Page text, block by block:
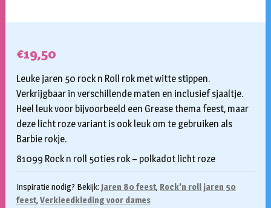
€19,50
Leuke jaren 50 rock n Roll rok met witte stippen.
Verkrijgbaar in verschillende maten en inclusief sjaaltje.
Heel leuk voor bijvoorbeeld een Grease thema feest, maar
deze licht roze variant is ook leuk om te gebruiken als
Barbie rokje.
81099 Rock n roll 50ties rok – polkadot licht roze
Inspiratie nodig? Bekijk: Jaren 80 feest, Rock'n roll jaren 50
feest, Verkleedkleding voor dames